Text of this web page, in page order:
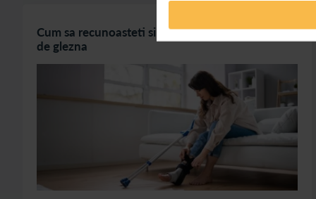
Cum sa recunoasteti si sa tratati corect fractura
de glezna